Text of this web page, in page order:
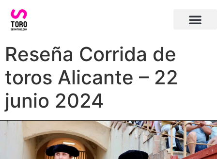
Reseña Corrida de
toros Alicante – 22
junio 2024